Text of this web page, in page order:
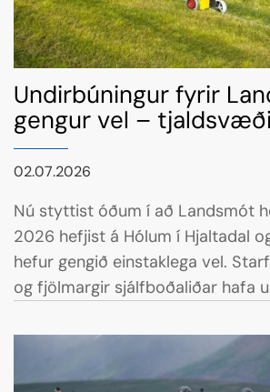
Undirbúningur fyrir
gengur vel –
02.07.2026
Nú styttist óðum í að Landsmót
2026 hefjist á Hólum í Hjaltadal
hefur gengið einstaklega vel.
og fjölmargir sjálfboðaliðar hafa
tilbúið þegar fyrstu gestirnir